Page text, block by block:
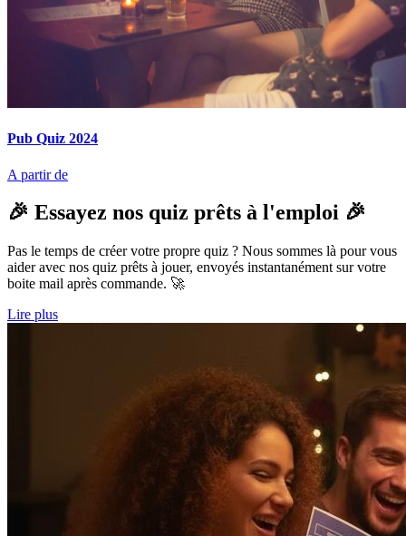
Pub Quiz 2024
A partir de
🎉 Essayez nos quiz prêts à l'emploi 🎉
Pas le temps de créer votre propre quiz ? Nous sommes là pour vous
aider avec nos quiz prêts à jouer, envoyés instantanément sur votre
boite mail après commande. 🚀
Lire plus